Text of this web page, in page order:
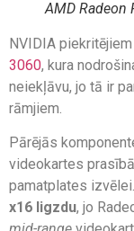
AMD Radeon
NVIDIA
3060, kura
neiekļāvu, jo tā ir
rāmjiem.
Pārējās
videokartes
pamatplates izvēlei.
x16 ligzdu, jo